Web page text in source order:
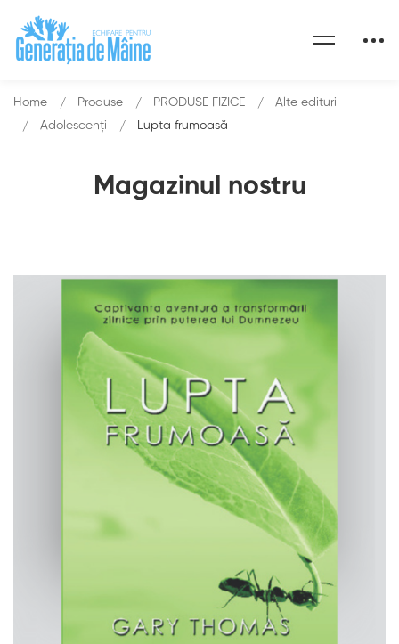
Magazinul nostru
Home Produse PRODUSE FIZICE
Alte edituri
Adolescenți
Lupta frumoasă